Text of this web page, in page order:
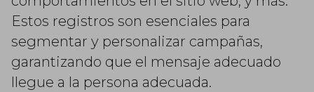
Estos registros son esenciales para
segmentar y personalizar campañas,
garantizando que el mensaje adecuado
llegue a la persona adecuada.